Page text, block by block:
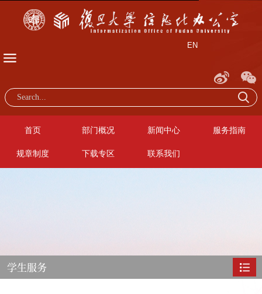
EN
首页 部门概况 新闻中心 服务指南
规章制度 下载专区 联系我们
学生服务